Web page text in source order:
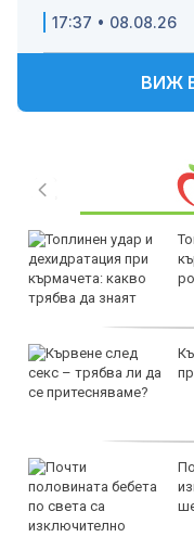
17:37 • 08.08.26
ВИЖ